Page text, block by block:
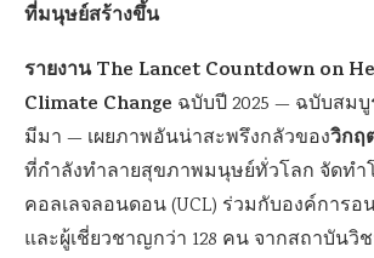
ที่มนุษย์สร้างขึ้น
รายงาน The Lancet Countdown on
Climate Change ฉบับปี 2025 — ฉบับสม
มีมา — เผยภาพอันน่าสะพรึงกลัวของวิกฤ
ที่กำลังทำลายสุขภาพมนุษย์ทั่วโลก จัดทำ
คอลเลจลอนดอน (UCL) ร่วมกับองค์การอ
และผู้เชี่ยวชาญกว่า 128 คน จากสถาบันวิ